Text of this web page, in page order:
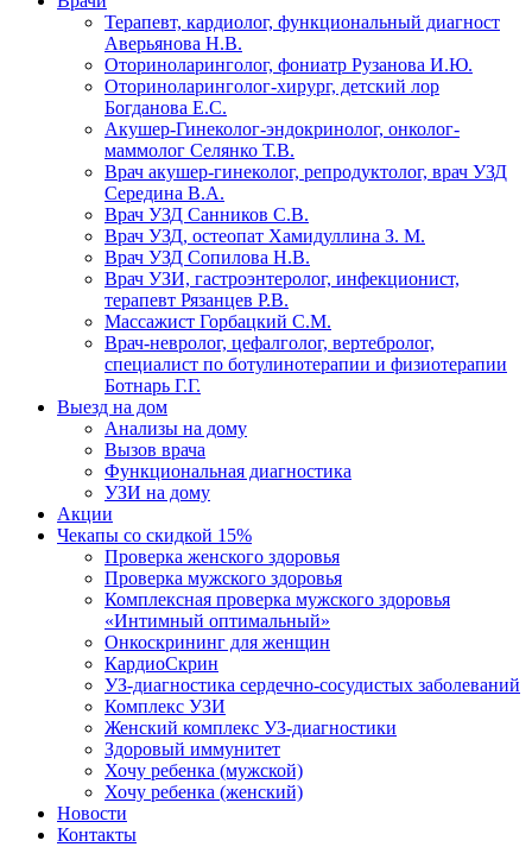
Терапевт, кардиолог, функциональный диагност
Аверьянова Н.В.
Оториноларинголог, фониатр Рузанова И.Ю.
Оториноларинголог-хирург, детский лор
Богданова Е.С.
Акушер-Гинеколог-эндокринолог, онколог-
маммолог Селянко Т.В.
Врач акушер-гинеколог, репродуктолог, врач УЗД
Середина В.А.
Врач УЗД Санников С.В.
Врач УЗД, остеопат Хамидуллина З. М.
Врач УЗД Сопилова Н.В.
Врач УЗИ, гастроэнтеролог, инфекционист,
терапевт Рязанцев Р.В.
Массажист Горбацкий С.М.
Врач-невролог, цефалголог, вертебролог,
специалист по ботулинотерапии и физиотерапии
Ботнарь Г.Г.
Выезд на дом
Анализы на дому
Вызов врача
Функциональная диагностика
УЗИ на дому
Акции
Чекапы со скидкой 15%
Проверка женского здоровья
Проверка мужского здоровья
Комплексная проверка мужского здоровья
«Интимный оптимальный»
Онкоcкрининг для женщин
КардиоСкрин
УЗ-диагностика сердечно-сосудистых заболеваний
Комплекс УЗИ
Женский комплекс УЗ-диагностики
Здоровый иммунитет
Хочу ребенка (мужской)
Хочу ребенка (женский)
Новости
Контакты